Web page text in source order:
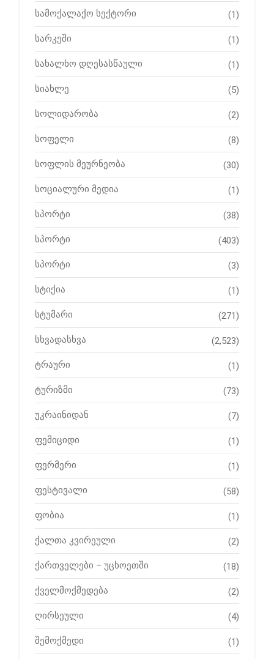
სამოქალაქო სექტორი (1)
სარკეში (1)
სახალხო დღესასწაული (1)
სიახლე (5)
სოლიდარობა (2)
სოფელი (8)
სოფლის მეურნეობა (30)
სოციალური მედია (1)
სპორტი (38)
სპორტი (403)
სპორტი (3)
სტიქია (1)
სტუმარი (271)
სხვადასხვა (2,523)
ტრაური (1)
ტურიზმი (73)
უკრაინიდან (7)
ფემიციდი (1)
ფერმერი (1)
ფესტივალი (58)
ფობია (1)
ქალთა კვირეული (2)
ქართველები – უცხოეთში (18)
ქველმოქმედება (2)
ღირსეული (4)
შემოქმედი (1)